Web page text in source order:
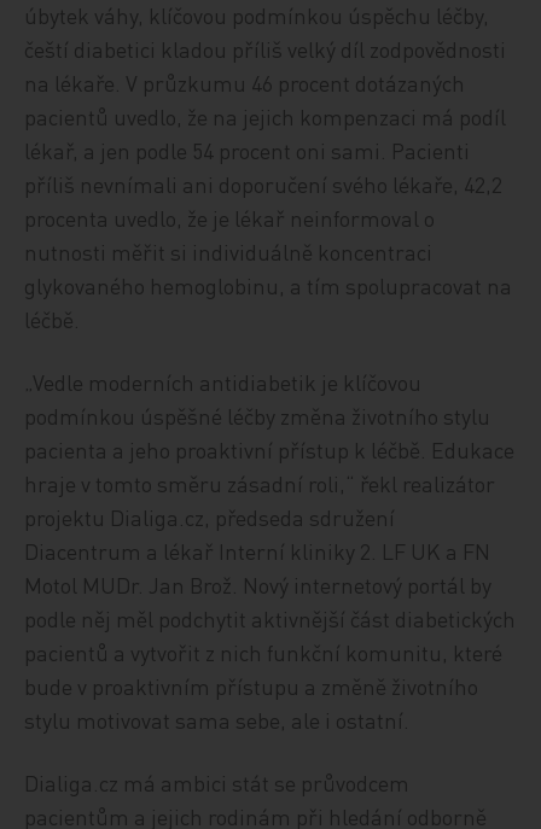
úbytek váhy, klíčovou podmínkou úspěchu léčby,
čeští diabetici kladou příliš velký díl zodpovědnosti
na lékaře. V průzkumu 46 procent dotázaných
pacientů uvedlo, že na jejich kompenzaci má podíl
lékař, a jen podle 54 procent oni sami. Pacienti
příliš nevnímali ani doporučení svého lékaře, 42,2
procenta uvedlo, že je lékař neinformoval o
nutnosti měřit si individuálně koncentraci
glykovaného hemoglobinu, a tím spolupracovat na
léčbě.
„Vedle moderních antidiabetik je klíčovou
podmínkou úspěšné léčby změna životního stylu
pacienta a jeho proaktivní přístup k léčbě. Edukace
hraje v tomto směru zásadní roli,“ řekl realizátor
projektu Dialiga.cz, předseda sdružení
Diacentrum a lékař Interní kliniky 2. LF UK a FN
Motol MUDr. Jan Brož. Nový internetový portál by
podle něj měl podchytit aktivnější část diabetických
pacientů a vytvořit z nich funkční komunitu, které
bude v proaktivním přístupu a změně životního
stylu motivovat sama sebe, ale i ostatní.
Dialiga.cz má ambici stát se průvodcem
pacientům a jejich rodinám při hledání odborně